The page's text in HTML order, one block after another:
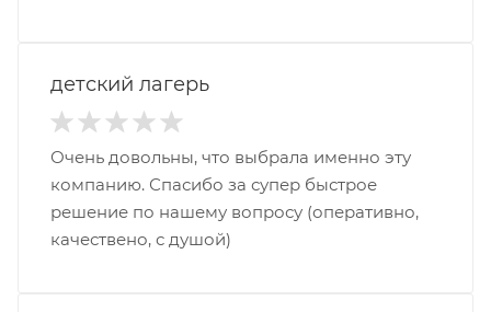
детский лагерь
Очень довольны, что выбрала именно эту
компанию. Спасибо за супер быстрое
решение по нашему вопросу (оперативно,
качествено, с душой)